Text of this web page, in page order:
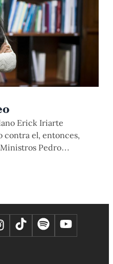
Erick Iriarte
contra el, entonces,
Pedro
último lo bloqueara de